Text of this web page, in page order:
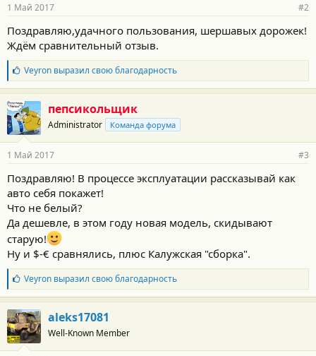
н
с
т
и
:
1 Май 2017 #2
Поздравляю,удачного пользования, шершавых дорожек!
Ждём сравнительный отзыв.
Б
л
а
г
о
д
а
н
с
т
и
Veyronвыразил свою благодарность
пепсикольщик
Administrator Команда форума
1 Май 2017 #3
Поздравляю! В процессе эксплуатации рассказывай как
авто себя покажет!
Что не белый?
Да дешевле, в этом году новая модель, скидывают
старую!
Ну и $-€ сравнялись, плюс Калужская "сборка".
Б
л
а
г
о
д
а
Veyronвыразил свою благодарность
aleks17081
Well-Known Member